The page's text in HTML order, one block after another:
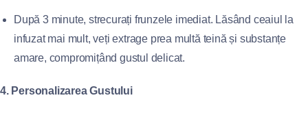
După 3 minute, strecurați frunzele imediat. Lăsând ceaiul la
infuzat mai mult, veți extrage prea multă teină și substanțe
amare, compromițând gustul delicat.
4. Personalizarea Gustului